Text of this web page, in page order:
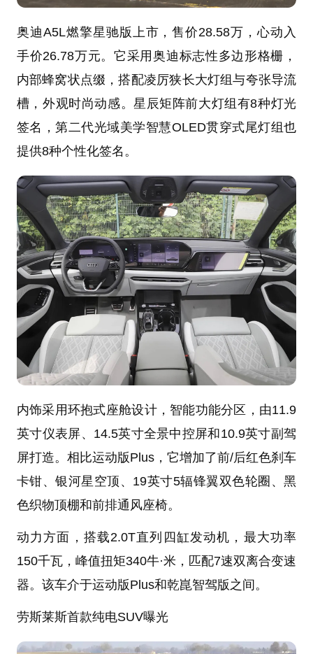
奥迪A5L燃擎星驰版上市，售价28.58万，心动入
手价26.78万元。它采用奥迪标志性多边形格栅，
内部蜂窝状点缀，搭配凌厉狭长大灯组与夸张导流
槽，外观时尚动感。星辰矩阵前大灯组有8种灯光
签名，第二代光域美学智慧OLED贯穿式尾灯组也
提供8种个性化签名。
内饰采用环抱式座舱设计，智能功能分区，由11.9
英寸仪表屏、14.5英寸全景中控屏和10.9英寸副驾
屏打造。相比运动版Plus，它增加了前/后红色刹车
卡钳、银河星空顶、19英寸5辐锋翼双色轮圈、黑
色织物顶棚和前排通风座椅。
动力方面，搭载2.0T直列四缸发动机，最大功率
150千瓦，峰值扭矩340牛·米，匹配7速双离合变速
器。该车介于运动版Plus和乾崑智驾版之间。
劳斯莱斯首款纯电SUV曝光